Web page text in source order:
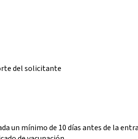
del solicitante
un mínimo de 10 días antes de la